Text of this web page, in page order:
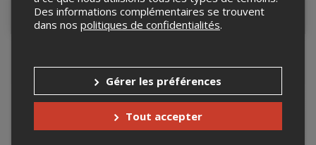
Contacter l'organisateur
Événements à venir
Des informations complémentaires se trouvent
dans nos politiques de confidentialités.
Gérer les préférences
Tout accepter